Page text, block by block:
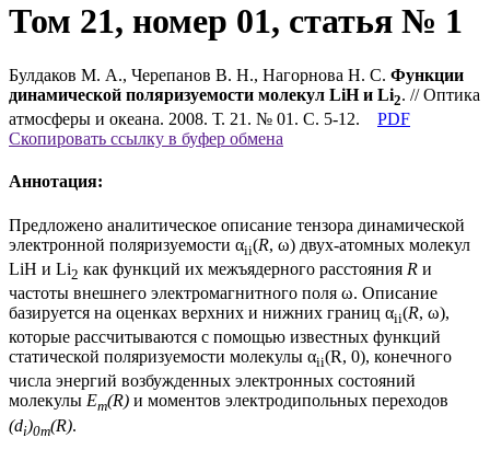
Том 21, номер 01, статья № 1
Булдаков М. А., Черепанов В. Н., Нагорнова Н. С. Функции
динамической поляризуемости молекул LiH и Li2. // Оптика
атмосферы и океана. 2008. Т. 21. № 01. С. 5-12.
PDF
Скопировать ссылку в буфер обмена
Аннотация:
Предложено аналитическое описание тензора динамической
электронной поляризуемости αii(R, ω) двух-атомных молекул
LiH и Li2 как функций их межъядерного расстояния R и
частоты внешнего электромагнитного поля ω. Описание
базируется на оценках верхних и нижних границ αii(R, ω),
которые рассчитываются с помощью известных функций
статической поляризуемости молекулы αii(R, 0), конечного
числа энергий возбужденных электронных состояний
молекулы Em(R) и моментов электродипольных переходов
(di)0m(R).